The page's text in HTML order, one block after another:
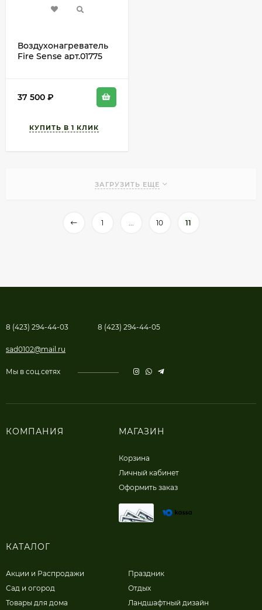
Воздухонагреватель
Fire Sense арт.01775
37 500 ₽
ЗАГРУЗИТЬ ЕЩЕ
1 ... 10 11
8 (423) 294-44-03 8 (423) 294-44-05
sad0102@mail.ru
Мы в соц.сетях
КОМПАНИЯ МАГАЗИН
Корзина
Личный кабинет
Оформить заказ
КАТАЛОГ
Акции и Распродажи
Сад и огород
Товары для дома
Праздник
Отдых
Ландшафтный дизайн